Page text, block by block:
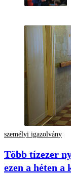
személyi igazolvány
Több tízezer
ezen a héten